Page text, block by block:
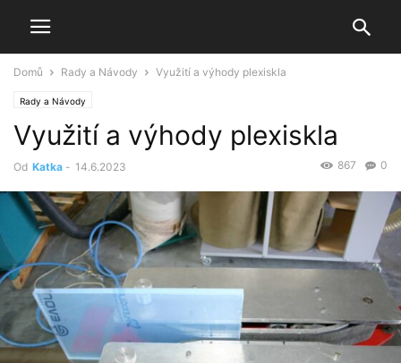
Domů Rady a Návody Využití a výhody plexiskla
Rady a Návody
Využití a výhody plexiskla
Od Katka - 14.6.2023 0
867